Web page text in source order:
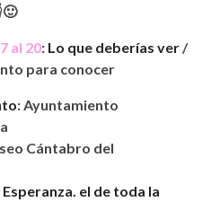
al 20: Lo que deberías ver /
para conocer
: Ayuntamiento
Cántabro del
el de toda la